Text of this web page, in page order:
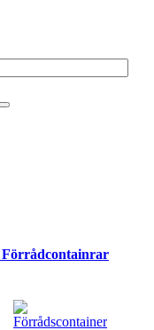
Förrådcontainrar